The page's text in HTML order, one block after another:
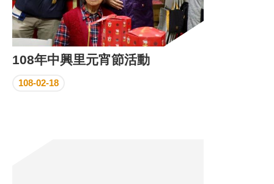
鄰
長
名
冊
108年中興里元宵節活動
108-02-18